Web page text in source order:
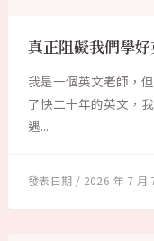
真正阻礙我們學
我是一個英文老師，
了快二十年的英文，
遇...
2026 年 7 月